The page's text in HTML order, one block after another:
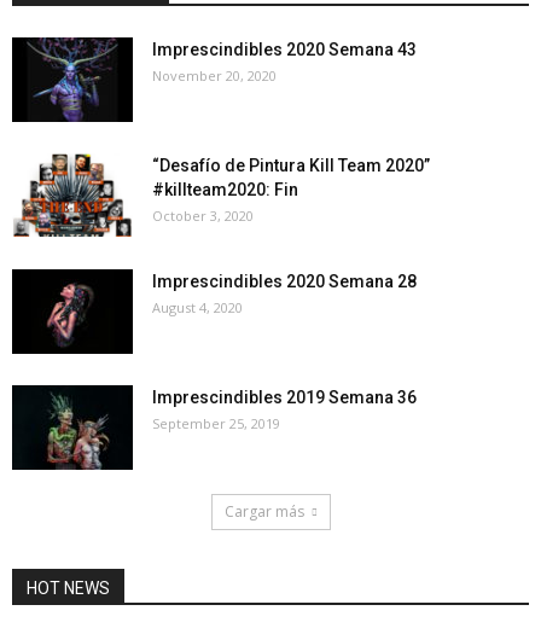
Imprescindibles 2020 Semana 43
November 20, 2020
“Desafío de Pintura Kill Team 2020”
#killteam2020: Fin
October 3, 2020
Imprescindibles 2020 Semana 28
August 4, 2020
Imprescindibles 2019 Semana 36
September 25, 2019
Cargar más
HOT NEWS